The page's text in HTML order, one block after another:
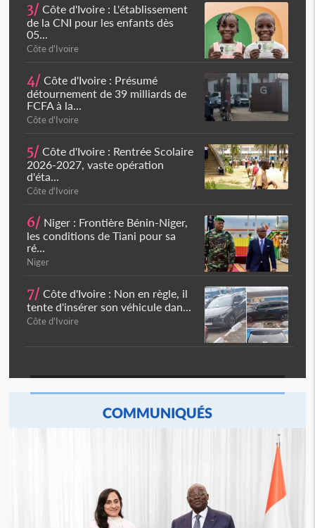
3/ Côte d'Ivoire : L'établissement
de la CNI pour les enfants dès
05...
Côte d'Ivoire
4/ Côte d'Ivoire : Présumé
détournement de 39 milliards de
FCFA à la...
Côte d'Ivoire
5/ Côte d'Ivoire : Rentrée Scolaire
2026-2027, vaste opération
d'éta...
Côte d'Ivoire
6/ Niger : Frontière Bénin-Niger,
les conditions de Tiani pour sa
ré...
Niger
7/ Côte d'Ivoire : Non en règle, il
tente d'insérer son véhicule dan...
Côte d'Ivoire
COMMUNIQUÉS